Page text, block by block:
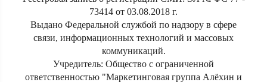
73414 от 03.08.2018 г.
Выдано Федеральной службой по надзору в сфере
связи, информационных технологий и массовых
коммуникаций.
Учредитель: Общество с ограниченной
ответственностью "Маркетинговая группа Алёхин и